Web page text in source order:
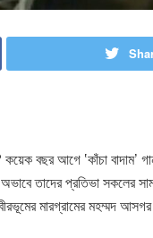
বছর আগে ‛কাঁচা বাদাম’
তাদের প্রতিভা সকলের
মারগ্রামের মহম্মদ আসগর